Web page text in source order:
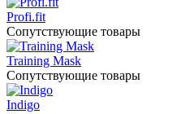
Profi.fit
Сопутствующие товары
Training Mask
Сопутствующие товары
Indigo